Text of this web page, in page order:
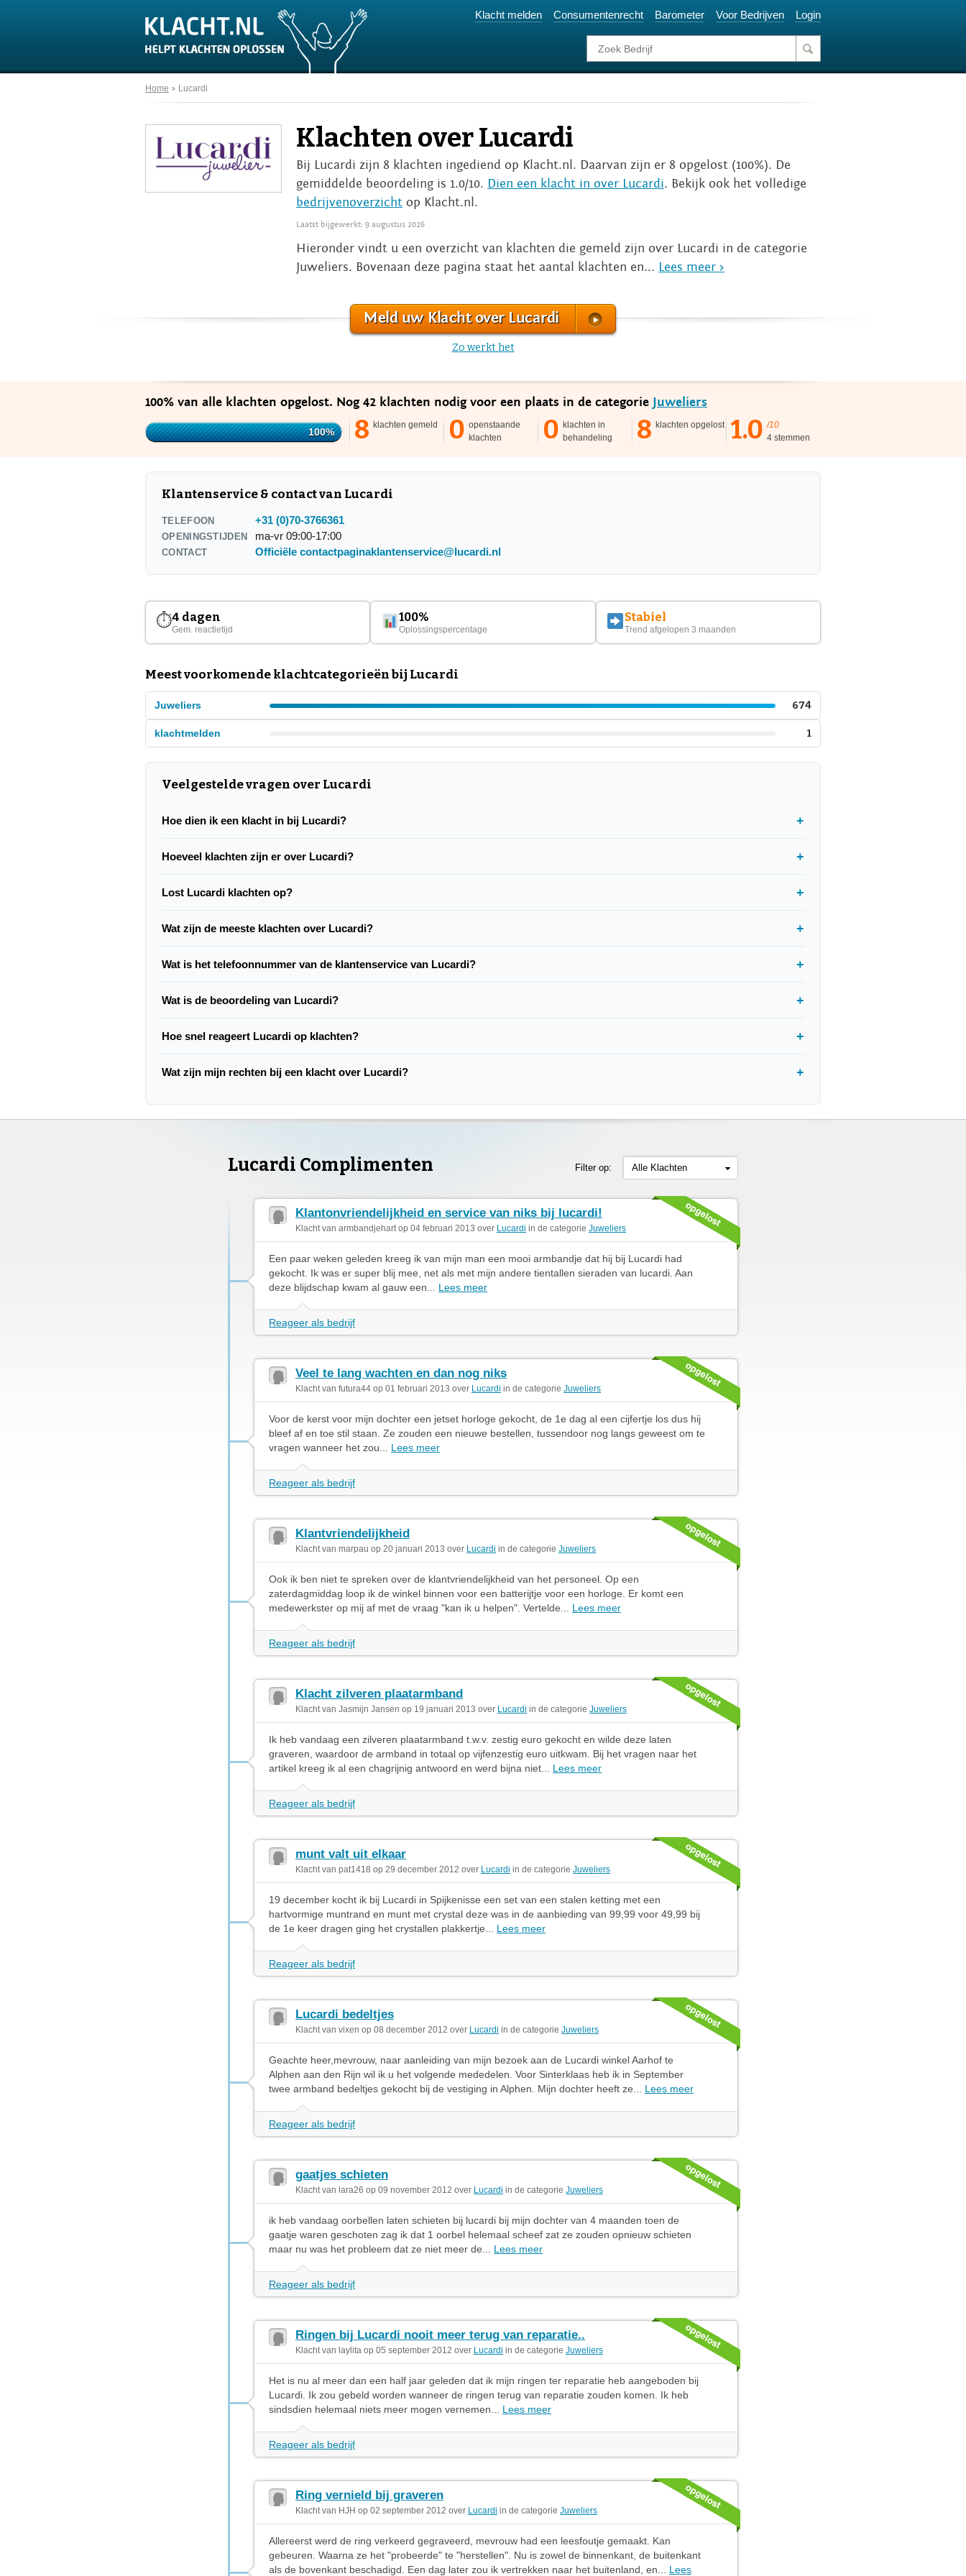
Klacht melden Consumentenrecht Barometer Voor Bedrijven Login
Home Lucardi
Klachten over Lucardi
Bij Lucardi zijn 8 klachten ingediend op Klacht.nl. Daarvan zijn er 8 opgelost (100%). De
gemiddelde beoordeling is 1.0/10. Dien een klacht in over Lucardi. Bekijk ook het volledige
bedrijvenoverzicht op Klacht.nl.
Laatst bijgewerkt: 9 augustus 2026
Hieronder vindt u een overzicht van klachten die gemeld zijn over Lucardi in de categorie
Juweliers. Bovenaan deze pagina staat het aantal klachten en... Lees meer >
Meld uw Klacht over Lucardi
Zo werkt het
100% van alle klachten opgelost. Nog 42 klachten nodig voor een plaats in de categorie Juweliers
100% 8 klachten gemeld 0 openstaande
klachten
0 klachten in
behandeling
8 klachten opgelost 1.0 /10
4 stemmen
Klantenservice & contact van Lucardi
TELEFOON +31 (0)70-3766361
OPENINGSTIJDEN ma-vr 09:00-17:00
CONTACT Officiële contactpaginaklantenservice@lucardi.nl
⏱4 dagen
Gem. reactietijd
100%
Oplossingspercentage
Stabiel
Trend afgelopen 3 maanden
Meest voorkomende klachtcategorieën bij Lucardi
Juweliers 674
klachtmelden 1
Veelgestelde vragen over Lucardi
Hoe dien ik een klacht in bij Lucardi?
Hoeveel klachten zijn er over Lucardi?
Lost Lucardi klachten op?
Wat zijn de meeste klachten over Lucardi?
Wat is het telefoonnummer van de klantenservice van Lucardi?
Wat is de beoordeling van Lucardi?
Hoe snel reageert Lucardi op klachten?
Wat zijn mijn rechten bij een klacht over Lucardi?
Lucardi Complimenten Filter op: Alle Klachten
Klantonvriendelijkheid en service van niks bij lucardi!
Klacht van armbandjehart op 04 februari 2013 over Lucardi in de categorie Juweliers
Een paar weken geleden kreeg ik van mijn man een mooi armbandje dat hij bij Lucardi had
gekocht. Ik was er super blij mee, net als met mijn andere tientallen sieraden van lucardi. Aan
deze blijdschap kwam al gauw een... Lees meer
Reageer als bedrijf
Veel te lang wachten en dan nog niks
Klacht van futura44 op 01 februari 2013 over Lucardi in de categorie Juweliers
Voor de kerst voor mijn dochter een jetset horloge gekocht, de 1e dag al een cijfertje los dus hij
bleef af en toe stil staan. Ze zouden een nieuwe bestellen, tussendoor nog langs geweest om te
vragen wanneer het zou... Lees meer
Reageer als bedrijf
Klantvriendelijkheid
Klacht van marpau op 20 januari 2013 over Lucardi in de categorie Juweliers
Ook ik ben niet te spreken over de klantvriendelijkheid van het personeel. Op een
zaterdagmiddag loop ik de winkel binnen voor een batterijtje voor een horloge. Er komt een
medewerkster op mij af met de vraag "kan ik u helpen". Vertelde... Lees meer
Reageer als bedrijf
Klacht zilveren plaatarmband
Klacht van Jasmijn Jansen op 19 januari 2013 over Lucardi in de categorie Juweliers
Ik heb vandaag een zilveren plaatarmband t.w.v. zestig euro gekocht en wilde deze laten
graveren, waardoor de armband in totaal op vijfenzestig euro uitkwam. Bij het vragen naar het
artikel kreeg ik al een chagrijnig antwoord en werd bijna niet... Lees meer
Reageer als bedrijf
munt valt uit elkaar
Klacht van pat1418 op 29 december 2012 over Lucardi in de categorie Juweliers
19 december kocht ik bij Lucardi in Spijkenisse een set van een stalen ketting met een
hartvormige muntrand en munt met crystal deze was in de aanbieding van 99,99 voor 49,99 bij
de 1e keer dragen ging het crystallen plakkertje... Lees meer
Reageer als bedrijf
Lucardi bedeltjes
Klacht van vixen op 08 december 2012 over Lucardi in de categorie Juweliers
Geachte heer,mevrouw, naar aanleiding van mijn bezoek aan de Lucardi winkel Aarhof te
Alphen aan den Rijn wil ik u het volgende mededelen. Voor Sinterklaas heb ik in September
twee armband bedeltjes gekocht bij de vestiging in Alphen. Mijn dochter heeft ze... Lees meer
Reageer als bedrijf
gaatjes schieten
Klacht van lara26 op 09 november 2012 over Lucardi in de categorie Juweliers
ik heb vandaag oorbellen laten schieten bij lucardi bij mijn dochter van 4 maanden toen de
gaatje waren geschoten zag ik dat 1 oorbel helemaal scheef zat ze zouden opnieuw schieten
maar nu was het probleem dat ze niet meer de... Lees meer
Reageer als bedrijf
Ringen bij Lucardi nooit meer terug van reparatie..
Klacht van laylita op 05 september 2012 over Lucardi in de categorie Juweliers
Het is nu al meer dan een half jaar geleden dat ik mijn ringen ter reparatie heb aangeboden bij
Lucardi. Ik zou gebeld worden wanneer de ringen terug van reparatie zouden komen. Ik heb
sindsdien helemaal niets meer mogen vernemen... Lees meer
Reageer als bedrijf
Ring vernield bij graveren
Klacht van HJH op 02 september 2012 over Lucardi in de categorie Juweliers
Allereerst werd de ring verkeerd gegraveerd, mevrouw had een leesfoutje gemaakt. Kan
gebeuren. Waarna ze het "probeerde" te "herstellen". Nu is zowel de binnenkant, de buitenkant
als de bovenkant beschadigd. Een dag later zou ik vertrekken naar het buitenland, en... Lees